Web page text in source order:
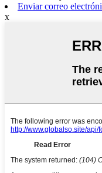
Enviar correo
x